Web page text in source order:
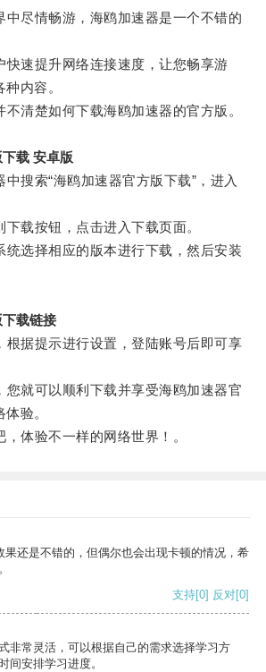
尽情畅游，海鸥加速器是一个不错的
速提升网络连接速度，让您畅享游
内容。
楚如何下载海鸥加速器的官方版。
载 安卓版
索“海鸥加速器官方版下载”，进入
载按钮，点击进入下载页面。
选择相应的版本进行下载，然后安装
载链接
据提示进行设置，登陆账号后即可享
就可以顺利下载并享受海鸥加速器官
验。
体验不一样的网络世界！。
果还是不错的，但偶尔也会出现卡顿的情况，希
支持[0] 反对[0]
非常灵活，可以根据自己的需求选择学习方
间安排学习进度。